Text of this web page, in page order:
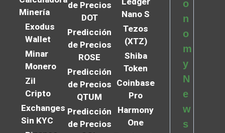
Minería
Exodus
Wallet
Minar
Monero
Zil
Cripto
Exchanges
Sin KYC
de Precios
DOT
Predicción
de Precios
ROSE
Predicción
de Precios
QTUM
Predicción
de Precios
Nano S
Tezos
(XTZ)
Shiba
Token
Coinbase
Pro
Harmony
One
o
n
o
m
y
N
e
w
s